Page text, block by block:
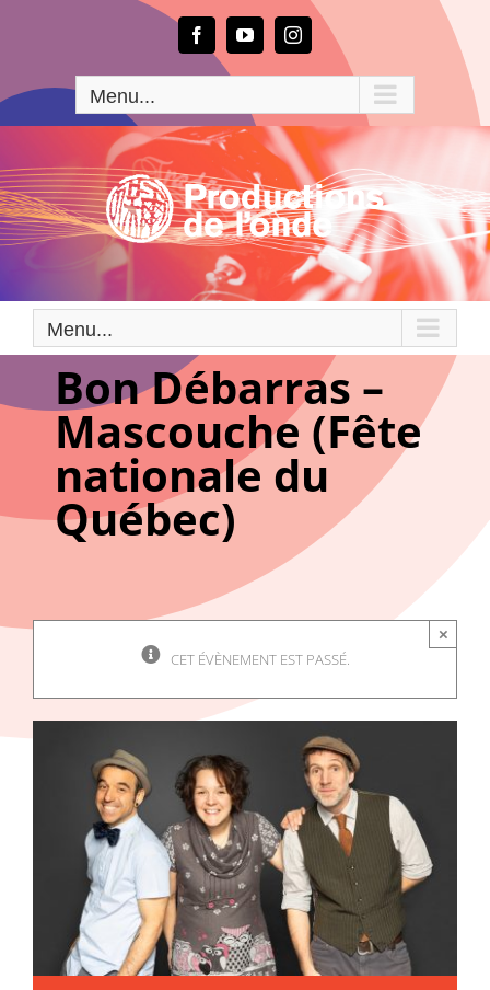
FacebookYouTubeInstagram
Menu...
Menu...
Bon Débarras –
Mascouche (Fête
nationale du
Québec)
CET ÉVÈNEMENT EST PASSÉ.
×